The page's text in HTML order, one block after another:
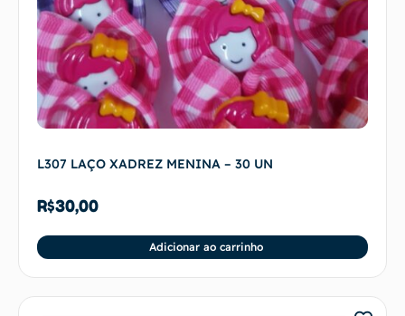
L307 LAÇO XADREZ MENINA – 30 UN
R$30,00
Adicionar ao carrinho